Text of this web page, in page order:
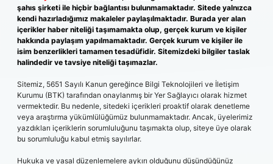
şahıs şirketi ile hiçbir bağlantısı bulunmamaktadır. Sitede yalnızca
kendi hazırladığımız makaleler paylaşılmaktadır. Burada yer alan
içerikler haber niteliği taşımamakta olup, gerçek kurum ve kişiler
hakkında paylaşım yapılmamaktadır. Gerçek kurum ve kişiler ile
isim benzerlikleri tamamen tesadüfidir. Sitemizdeki bilgiler taslak
halindedir ve tavsiye niteliği taşımazlar.
Sitemiz, 5651 Sayılı Kanun gereğince Bilgi Teknolojileri ve İletişim
Kurumu (BTK) tarafından onaylanmış bir Yer Sağlayıcı olarak hizmet
vermektedir. Bu nedenle, sitedeki içerikleri proaktif olarak denetleme
veya araştırma yükümlülüğümüz bulunmamaktadır. Ancak, üyelerimiz
yazdıkları içeriklerin sorumluluğunu taşımakta olup, siteye üye olarak
bu sorumluluğu kabul etmiş sayılırlar.
Hukuka ve yasal düzenlemelere aykırı olduğunu düşündüğünüz